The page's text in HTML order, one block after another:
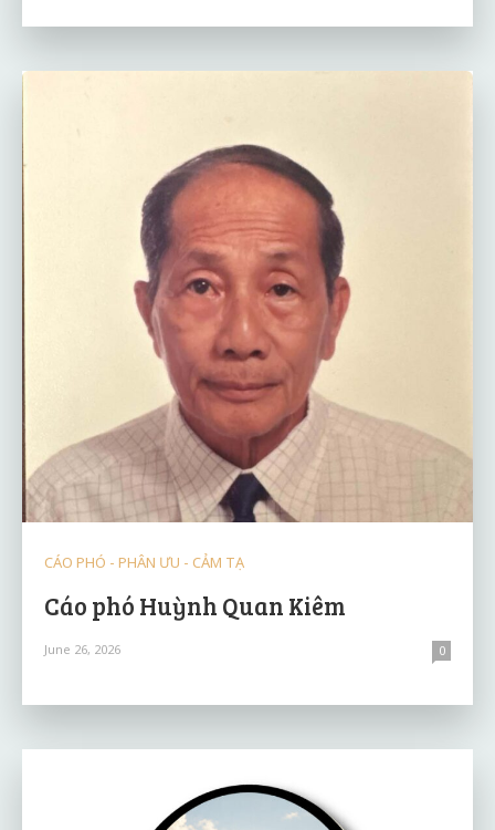
CÁO PHÓ - PHÂN ƯU - CẢM TẠ
Cáo phó Huỳnh Quan Kiêm
June 26, 2026 0